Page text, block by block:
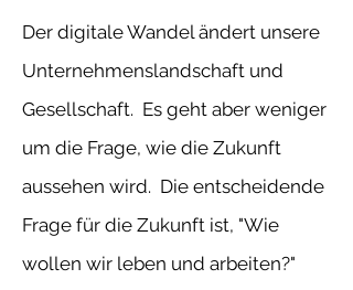
Der digitale Wandel ändert unsere
Unternehmenslandschaft und
Gesellschaft. Es geht aber weniger
um die Frage, wie die Zukunft
aussehen wird. Die entscheidende
Frage für die Zukunft ist, "Wie
wollen wir leben und arbeiten?"